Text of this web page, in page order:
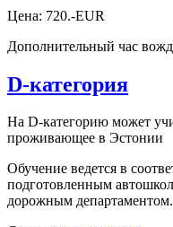
Цена: 720.-EUR
Дополнительный час
D-категория
На D-категорию может
проживающее в Эстонии
Обучение ведется в
подготовленным
дорожным департаментом.